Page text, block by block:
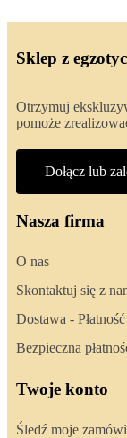
Sklep z
Otrzymuj
pomoże
Dołącz lub
Nasza firma
O nas
Skontaktuj się z
Dostawa - Płatność
Bezpieczna
Twoje konto
Śledź moje